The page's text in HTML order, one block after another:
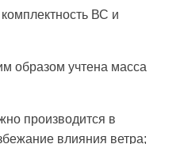
ВС и
образом учтена масса
производится в
влияния ветра;